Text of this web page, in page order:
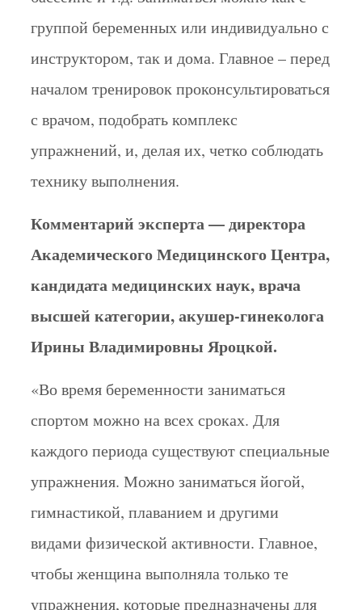
группой беременных или индивидуально с
инструктором, так и дома. Главное – перед
началом тренировок проконсультироваться
с врачом, подобрать комплекс
упражнений, и, делая их, четко соблюдать
технику выполнения.
Комментарий эксперта — директора
Академического Медицинского Центра,
кандидата медицинских наук, врача
высшей категории, акушер-гинеколога
Ирины Владимировны Яроцкой.
«Во время беременности заниматься
спортом можно на всех сроках. Для
каждого периода существуют специальные
упражнения. Можно заниматься йогой,
гимнастикой, плаванием и другими
видами физической активности. Главное,
чтобы женщина выполняла только те
упражнения, которые предназначены для